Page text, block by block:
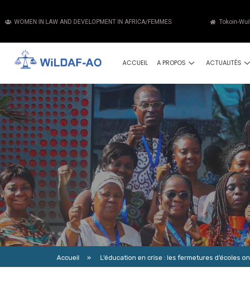
WOMEN IN LAW AND DEVELOPMENT IN AFRICA/FEMMES Tokoin-
ACCUEIL A PROPOS ACTUALITÉS
Accueil » L’éducation en crise : les fermetures d’écoles